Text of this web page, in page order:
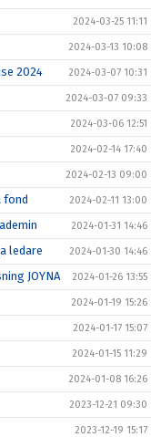
2024-03-25 11:11
2024-03-13 10:08
2024 2024-03-07 10:31
2024-03-07 09:33
2024-03-06 12:51
2024-02-14 17:40
2024-02-13 09:00
fond 2024-02-11 13:00
2024-01-31 14:46
ledare 2024-01-30 14:46
JOYNA 2024-01-26 13:55
2024-01-19 15:26
2024-01-17 15:07
2024-01-15 11:29
2024-01-08 16:26
2023-12-21 09:30
2023-12-19 15:17